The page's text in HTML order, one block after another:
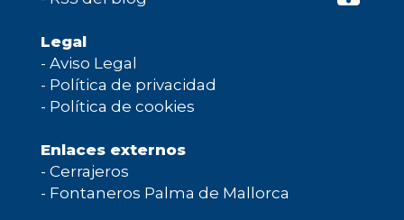
Legal
- Aviso Legal
- Política de privacidad
- Política de cookies
Enlaces externos
- Cerrajeros
- Fontaneros Palma de Mallorca